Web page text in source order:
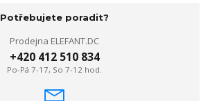
Potřebujete poradit?
Prodejna ELEFANT.DC
+420 412 510 834
Po-Pá 7-17, So 7-12 hod.